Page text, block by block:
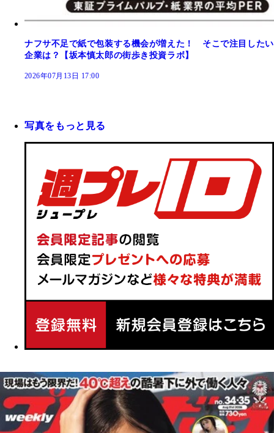
ナフサ不足で紙で包装する機会が増えた！ そこで注目したい
企業は？【坂本慎太郎の街歩き投資ラボ】
2026年07月13日 17:00
写真をもっと見る